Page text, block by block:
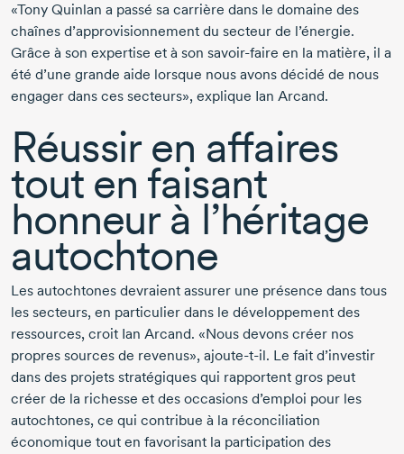
«Tony Quinlan a passé sa carrière dans le domaine des
chaînes d’approvisionnement du secteur de l’énergie.
Grâce à son expertise et à son savoir-faire en la matière, il a
été d’une grande aide lorsque nous avons décidé de nous
engager dans ces secteurs», explique Ian Arcand.
Réussir en affaires
tout en faisant
honneur à l’héritage
autochtone
Les autochtones devraient assurer une présence dans tous
les secteurs, en particulier dans le développement des
ressources, croit Ian Arcand. «Nous devons créer nos
propres sources de revenus», ajoute-t-il. Le fait d’investir
dans des projets stratégiques qui rapportent gros peut
créer de la richesse et des occasions d’emploi pour les
autochtones, ce qui contribue à la réconciliation
économique tout en favorisant la participation des